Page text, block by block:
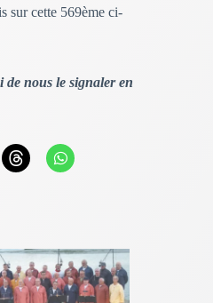
sur cette 569ème ci-
de nous le signaler en